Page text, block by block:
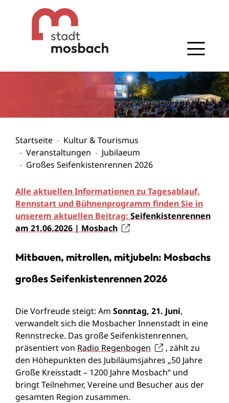
Gehe zum Navigationsbereich
Gehe zum Inhalt
Startseite
Kultur & Tourismus
Veranstaltungen
Jubilaeum
Großes Seifenkistenrennen 2026
Alle aktuellen Informationen zu Tagesablauf,
Rennstart und Bühnenprogramm finden Sie in
unserem aktuellen Beitrag: Seifenkistenrennen
am 21.06.2026 | Mosbach
Mitbauen, mitrollen, mitjubeln: Mosbachs
großes Seifenkistenrennen 2026
Die Vorfreude steigt: Am Sonntag, 21. Juni,
verwandelt sich die Mosbacher Innenstadt in eine
Rennstrecke. Das große Seifenkistenrennen,
präsentiert von Radio Regenbogen
, zählt zu
den Höhepunkten des Jubiläumsjahres „50 Jahre
Große Kreisstadt – 1200 Jahre Mosbach“ und
bringt Teilnehmer, Vereine und Besucher aus der
gesamten Region zusammen.